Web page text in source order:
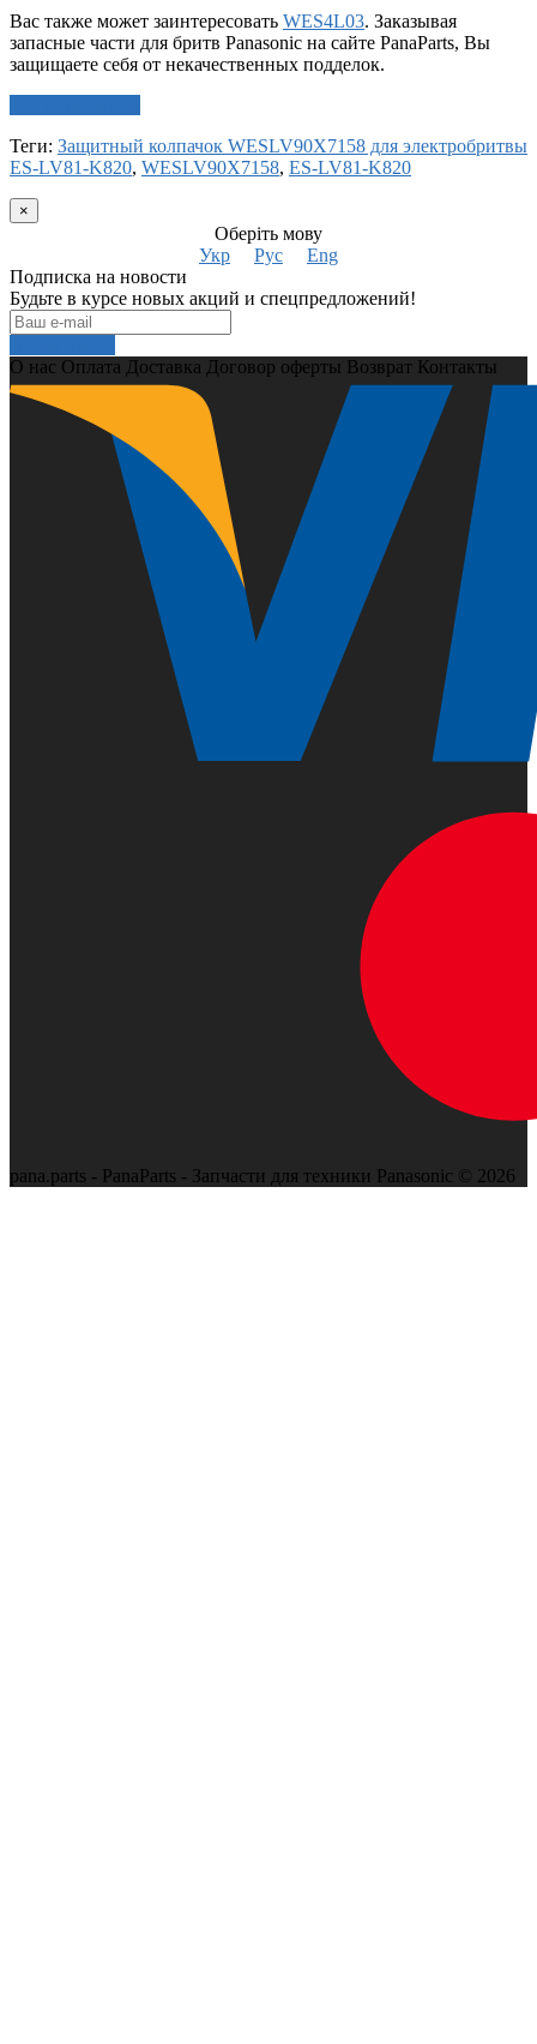
Вас также может заинтересовать WES4L03. Заказывая
запасные части для бритв Panasonic на сайте PanaParts, Вы
защищаете себя от некачественных подделок.
Теги: Защитный колпачок WESLV90X7158 для электробритвы
ES-LV81-K820, WESLV90X7158, ES-LV81-K820
×
Оберіть мову
Укр
Рус
Eng
Подписка на новости
Будьте в курсе новых акций и спецпредложений!
О нас Оплата Доставка Договор оферты Возврат Контакты
pana.parts - PanaParts - Запчасти для техники Panasonic © 2026